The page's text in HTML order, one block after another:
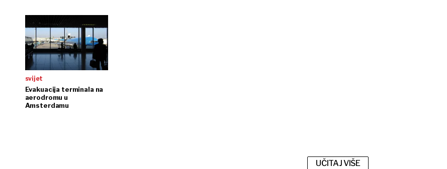
svijet
Evakuacija terminala na
aerodromu u
Amsterdamu
UČITAJ VIŠE